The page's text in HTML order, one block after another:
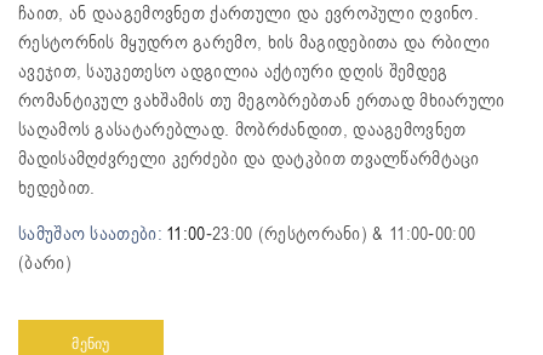
ჩაით, ან დააგემოვნეთ ქართული და ევროპული ღვინო.
რესტორნის მყუდრო გარემო, ხის მაგიდებითა და რბილი
ავეჯით, საუკეთესო ადგილია აქტიური დღის შემდეგ
რომანტიკულ ვახშამის თუ მეგობრებთან ერთად მხიარული
საღამოს გასატარებლად. მობრძანდით, დააგემოვნეთ
მადისამღძვრელი კერძები და დატკბით თვალწარმტაცი
ხედებით.
სამუშაო საათები: 11:00-23:00 (რესტორანი) & 11:00-00:00
(ბარი)
ᲛᲔᲜᲘᲣ